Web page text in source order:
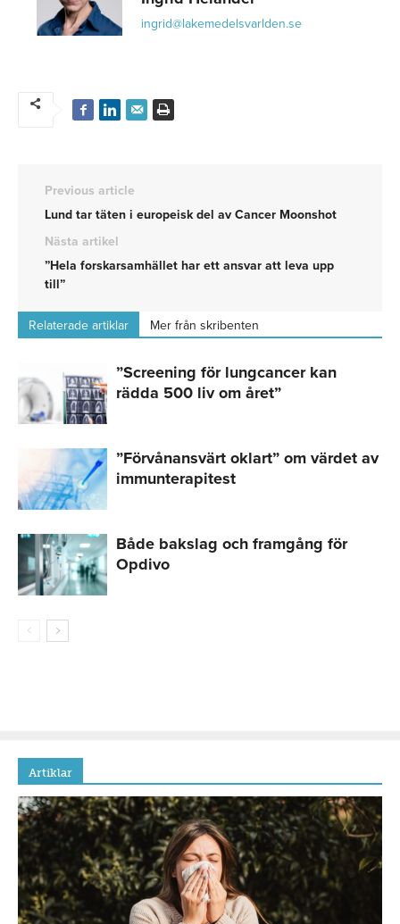
ingrid@lakemedelsvarlden.se
Previous article
Lund tar täten i europeisk del av Cancer Moonshot
Nästa artikel
”Hela forskarsamhället har ett ansvar att leva upp
till”
Relaterade artiklar Mer från skribenten
”Screening för lungcancer kan
rädda 500 liv om året”
”Förvånansvärt oklart” om värdet av
immunterapitest
Både bakslag och framgång för
Opdivo
Artiklar